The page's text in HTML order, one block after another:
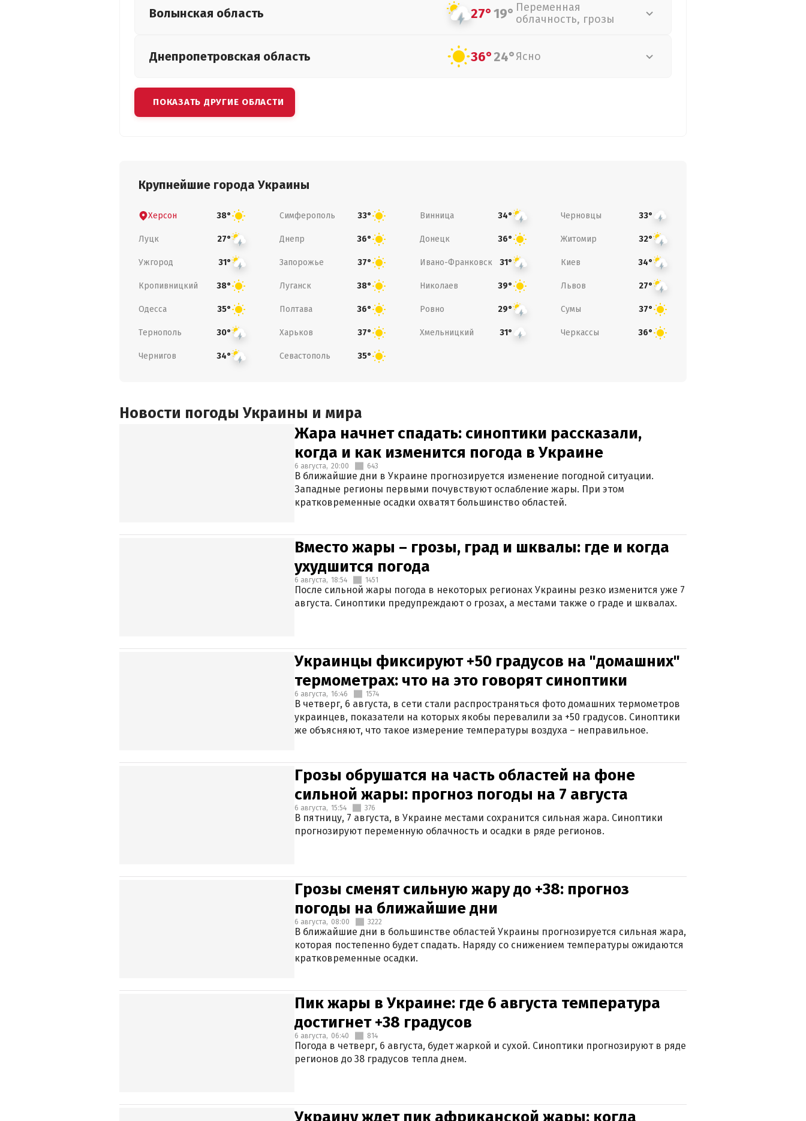
Волынская область 27°19° Переменная
облачность, грозы
Днепропетровская область 36°24°Ясно
ПОКАЗАТЬ ДРУГИЕ ОБЛАСТИ
Крупнейшие города Украины
Херсон 38° Симферополь 33° Винница 34° Черновцы 33°
Луцк 27° Днепр 36° Донецк 36° Житомир 32°
Ужгород 31° Запорожье 37° Ивано-Франковск 31° Киев 34°
Кропивницкий 38° Луганск 38° Николаев 39° Львов 27°
Одесса 35° Полтава 36° Ровно 29° Сумы 37°
Тернополь 30° Харьков 37° Хмельницкий 31° Черкассы 36°
Чернигов 34° Севастополь 35°
Новости погоды Украины и мира
Жара начнет спадать: синоптики рассказали,
когда и как изменится погода в Украине
6 августа, 20:00 643
В ближайшие дни в Украине прогнозируется изменение погодной ситуации.
Западные регионы первыми почувствуют ослабление жары. При этом
кратковременные осадки охватят большинство областей.
Вместо жары – грозы, град и шквалы: где и когда
ухудшится погода
6 августа, 18:54 1451
После сильной жары погода в некоторых регионах Украины резко изменится уже 7
августа. Синоптики предупреждают о грозах, а местами также о граде и шквалах.
Украинцы фиксируют +50 градусов на "домашних"
термометрах: что на это говорят синоптики
6 августа, 16:46 1574
В четверг, 6 августа, в сети стали распространяться фото домашних термометров
украинцев, показатели на которых якобы перевалили за +50 градусов. Синоптики
же объясняют, что такое измерение температуры воздуха – неправильное.
Грозы обрушатся на часть областей на фоне
сильной жары: прогноз погоды на 7 августа
6 августа, 15:54 376
В пятницу, 7 августа, в Украине местами сохранится сильная жара. Синоптики
прогнозируют переменную облачность и осадки в ряде регионов.
Грозы сменят сильную жару до +38: прогноз
погоды на ближайшие дни
6 августа, 08:00 3222
В ближайшие дни в большинстве областей Украины прогнозируется сильная жара,
которая постепенно будет спадать. Наряду со снижением температуры ожидаются
кратковременные осадки.
Пик жары в Украине: где 6 августа температура
достигнет +38 градусов
6 августа, 06:40 814
Погода в четверг, 6 августа, будет жаркой и сухой. Синоптики прогнозируют в ряде
регионов до 38 градусов тепла днем.
Украину ждет пик африканской жары: когда